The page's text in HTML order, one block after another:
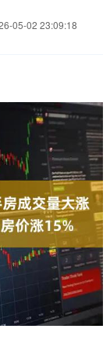
05-02 23:09:18